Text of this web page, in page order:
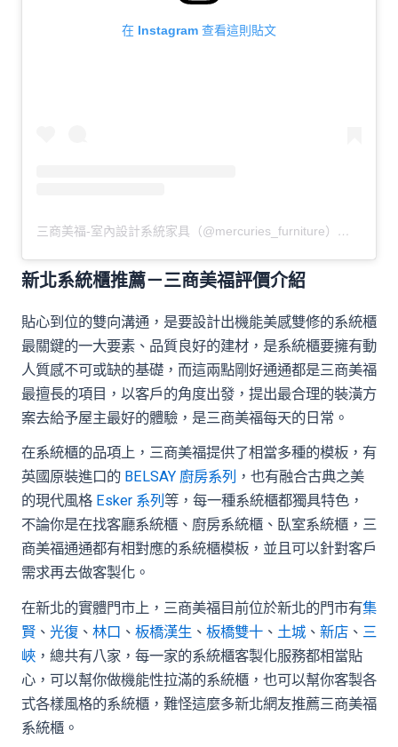
在 Instagram 查看這則貼文
三商美福-室內設計系統家具（@mercuries_furniture）分享的貼文
新北系統櫃推薦－三商美福評價介紹
貼心到位的雙向溝通，是要設計出機能美感雙修的系統櫃
最關鍵的一大要素、品質良好的建材，是系統櫃要擁有動
人質感不可或缺的基礎，而這兩點剛好通通都是三商美福
最擅長的項目，以客戶的角度出發，提出最合理的裝潢方
案去給予屋主最好的體驗，是三商美福每天的日常。
在系統櫃的品項上，三商美福提供了相當多種的模板，有
英國原裝進口的 BELSAY 廚房系列 ，也有融合古典之美
的現代風格 Esker 系列 等，每一種系統櫃都獨具特色，
不論你是在找客廳系統櫃、廚房系統櫃、臥室系統櫃，三
商美福通通都有相對應的系統櫃模板，並且可以針對客戶
需求再去做客製化。
在新北的實體門市上，三商美福目前位於新北的門市有集
賢、 光復、 林口 、 板橋漢生 、 板橋雙十、 土城、 新店、 三
峽，總共有八家，每一家的系統櫃客製化服務都相當貼
心，可以幫你做機能性拉滿的系統櫃，也可以幫你客製各
式各樣風格的系統櫃，難怪這麼多新北網友推薦三商美福
系統櫃。